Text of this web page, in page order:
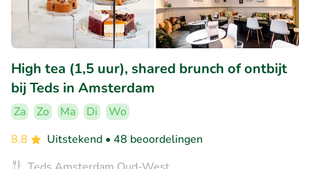
High tea (1,5 uur), shared brunch of ontbijt
bij Teds in Amsterdam
Za Zo Ma Di
Wo
8.8
Uitstekend • 48 beoordelingen